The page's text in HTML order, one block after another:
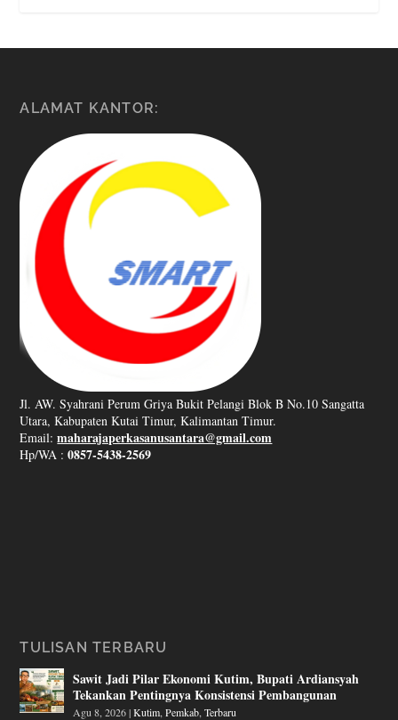
ALAMAT KANTOR:
Jl. AW. Syahrani Perum Griya Bukit Pelangi Blok B No.10 Sangatta
Utara, Kabupaten Kutai Timur, Kalimantan Timur.
Email:maharajaperkasanusantara@gmail.com
Hp/WA :0857-5438-2569
TULISAN TERBARU
Sawit Jadi Pilar Ekonomi Kutim, Bupati Ardiansyah
Tekankan Pentingnya Konsistensi Pembangunan
Agu 8, 2026|Kutim ,Pemkab ,Terbaru